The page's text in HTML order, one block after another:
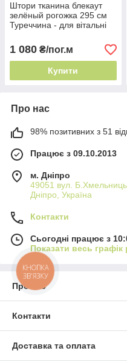
Штори тканина блекаут
зелёный рогожка 295 см
Туреччина - для вітальні
1 080 ₴/пог.м
Купити
Про нас
98% позитивних з 51
Працює з 09.10.2013
м. Дніпро
49051 вул.
Дніпро, Україна
Контакти
Сьогодні працює з
Показати весь графік
Про нас
Контакти
Доставка та оплата
КНОПКА
ЗВ'ЯЗКУ